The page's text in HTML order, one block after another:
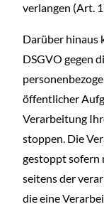
verlangen (Art.
Darüber hinaus
DSGVO gegen
öffentlicher
Verarbeitung
stoppen. Die
gestoppt sofern
seitens der
die eine